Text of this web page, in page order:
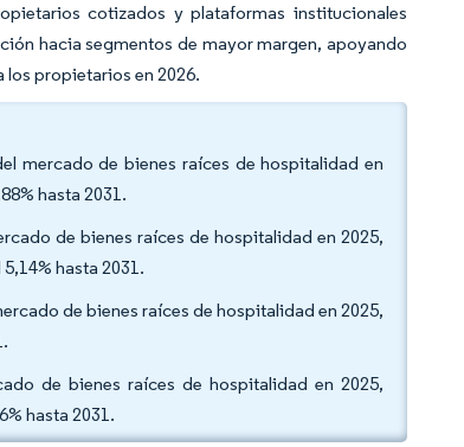
cotizados y plataformas institucionales
hacia segmentos de mayor margen, apoyando
propietarios en 2026.
mercado de bienes raíces de hospitalidad en
hasta 2031.
de bienes raíces de hospitalidad en 2025,
hasta 2031.
de bienes raíces de hospitalidad en 2025,
de bienes raíces de hospitalidad en 2025,
hasta 2031.